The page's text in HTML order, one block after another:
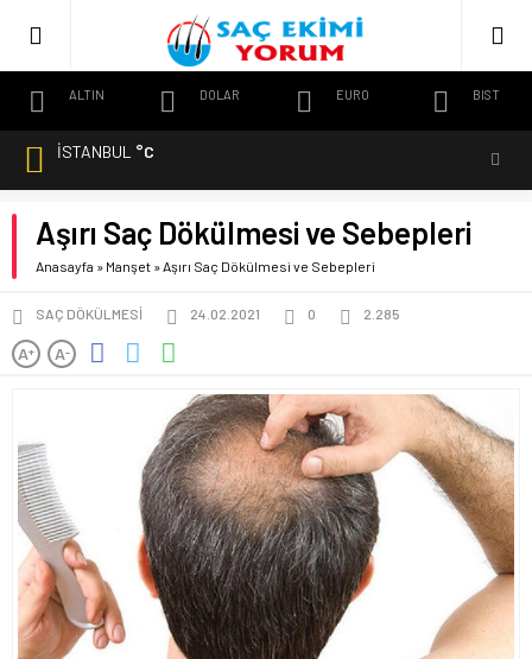
ALTIN DOLAR EURO BIST
İSTANBUL °C
Aşırı Saç Dökülmesi ve Sebepleri
Anasayfa » Manşet »Aşırı Saç Dökülmesi ve Sebepleri
SAÇ DÖKÜLMESI 24.02.2021 0 2.285
A+ A-